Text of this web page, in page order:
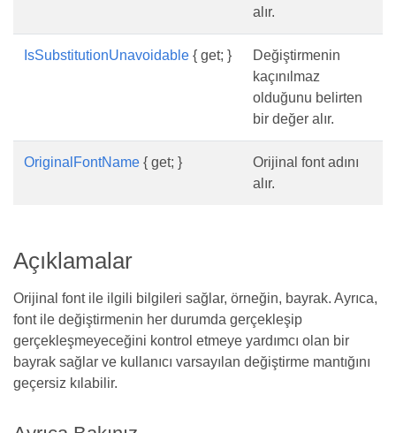
alır.
IsSubstitutionUnavoidable { get; }
Değiştirmenin
kaçınılmaz
olduğunu belirten
bir değer alır.
OriginalFontName { get; }
Orijinal font adını
alır.
Açıklamalar
Orijinal font ile ilgili bilgileri sağlar, örneğin, bayrak. Ayrıca,
font ile değiştirmenin her durumda gerçekleşip
gerçekleşmeyeceğini kontrol etmeye yardımcı olan bir
bayrak sağlar ve kullanıcı varsayılan değiştirme mantığını
geçersiz kılabilir.